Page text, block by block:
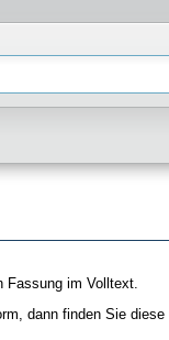
Fassung im Volltext.
dann finden Sie diese